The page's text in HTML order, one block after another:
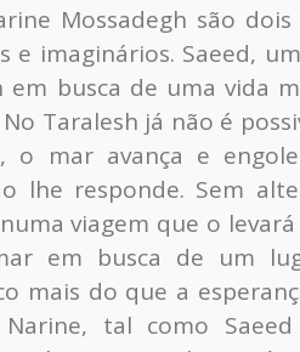
Mossadegh são
e imaginários. Saeed,
em busca de uma vida
Taralesh já não é
o mar avança e
lhe responde. Sem
viagem que o
em busca de um
mais do que a
tal como